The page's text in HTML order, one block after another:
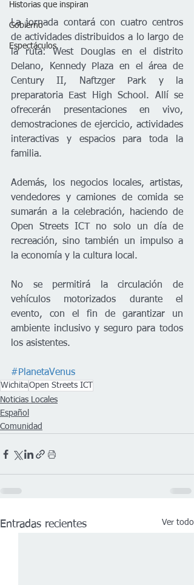
Historias que inspiran
Gobierno
Espectáculos
La jornada contará con cuatro centros
de actividades distribuidos a lo largo de
la ruta: West Douglas en el distrito
Delano, Kennedy Plaza en el área de
Century II, Naftzger Park y la
preparatoria East High School. Allí se
ofrecerán presentaciones en vivo,
demostraciones de ejercicio, actividades
interactivas y espacios para toda la
familia.
Además, los negocios locales, artistas,
vendedores y camiones de comida se
sumarán a la celebración, haciendo de
Open Streets ICT no solo un día de
recreación, sino también un impulso a
la economía y la cultura local.
No se permitirá la circulación de
vehículos motorizados durante el
evento, con el fin de garantizar un
ambiente inclusivo y seguro para todos
los asistentes.
#PlanetaVenus
WichitaOpen Streets ICT
Noticias Locales
Español
Comunidad
Entradas recientes Ver todo